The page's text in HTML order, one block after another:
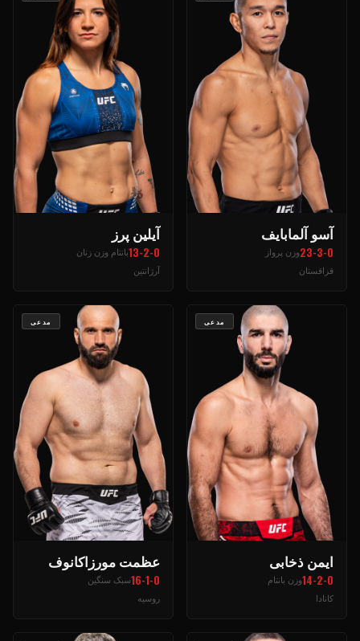
آسو آلمابایف
23-3-0وزن پرواز
قزاقستان
آیلین پرز
13-2-0بانتام وزن زنان
آرژانتین
مدعی
ایمن ذخابی
14-2-0وزن بانتام
کانادا
مدعی
عظمت مورزاکانوف
16-1-0سبک سنگین
روسیه